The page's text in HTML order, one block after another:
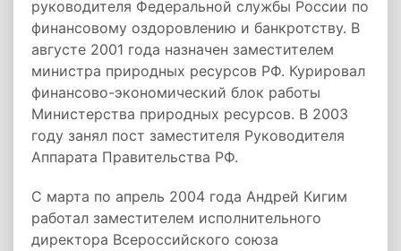
руководителя Федеральной службы России по
финансовому оздоровлению и банкротству. В
августе 2001 года назначен заместителем
министра природных ресурсов РФ. Курировал
финансово-экономический блок работы
Министерства природных ресурсов. В 2003
году занял пост заместителя Руководителя
Аппарата Правительства РФ.
C марта по апрель 2004 года Андрей Кигим
работал заместителем исполнительного
директора Всероссийского союза